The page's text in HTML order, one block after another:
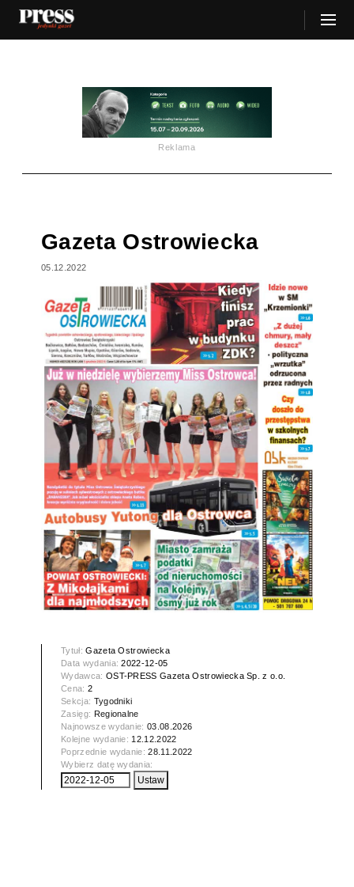
Reklama
Gazeta Ostrowiecka
05.12.2022
Tytuł:Gazeta Ostrowiecka
Data wydania:2022-12-05
Wydawca: OST-PRESS Gazeta Ostrowiecka Sp. z o.o.
Cena: 2
Sekcja: Tygodniki
Zasięg: Regionalne
Najnowsze wydanie:03.08.2026
Kolejne wydanie: 12.12.2022
Poprzednie wydanie:28.11.2022
Wybierz datę wydania: